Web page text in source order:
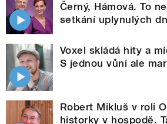
Černý, Hámová. To
setkání uplynulých
Voxel skládá hity a
S jednou vůní ale
Robert Mikluš v roli
historky v hospodě.